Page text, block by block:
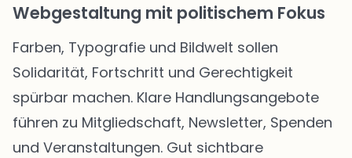
Webgestaltung mit politischem Fokus
Farben, Typografie und Bildwelt sollen
Solidarität, Fortschritt und Gerechtigkeit
spürbar machen. Klare Handlungsangebote
führen zu Mitgliedschaft, Newsletter, Spenden
und Veranstaltungen. Gut sichtbare